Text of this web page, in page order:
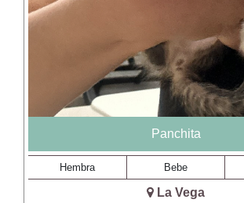
Panchita
Hembra Bebe
La Vega